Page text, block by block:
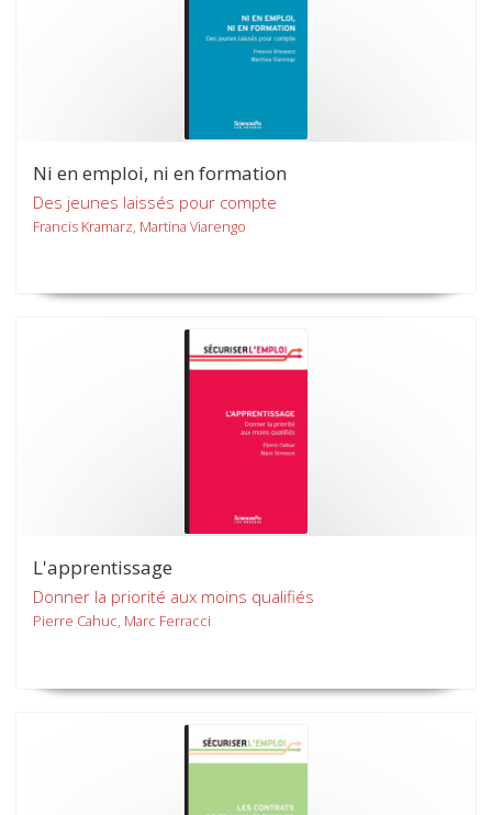
Ni en emploi, ni en formation
Des jeunes laissés pour compte
Francis Kramarz, Martina Viarengo
L'apprentissage
Donner la priorité aux moins qualifiés
Pierre Cahuc, Marc Ferracci